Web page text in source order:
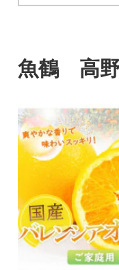
魚鶴 高野